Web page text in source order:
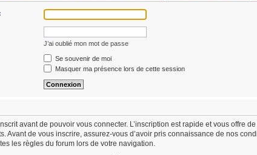
J’ai oublié mon mot de passe
Se souvenir de moi
Masquer ma présence lors de cette session
avant de pouvoir vous connecter. L’inscription est rapide et vous
Avant de vous inscrire, assurez-vous d’avoir pris connaissance de nos
les règles du forum lors de votre navigation.